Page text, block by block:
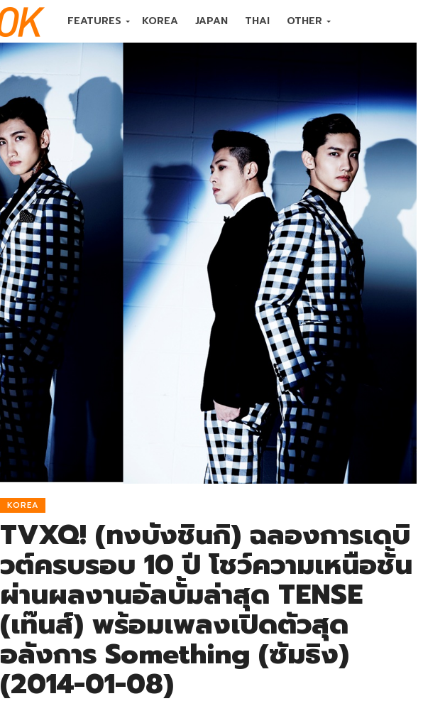
FEATURES KOREA JAPAN THAI OTHER
KOREA
TVXQ! (ทงบังชินกิ) ฉลองการเดบิ
วต์ครบรอบ 10 ปี โชว์ความเหนือชั้น
ผ่านผลงานอัลบั้มล่าสุด TENSE
(เท๊นส์) พร้อมเพลงเปิดตัวสุด
อลังการ Something (ซัมธิง)
(2014-01-08)